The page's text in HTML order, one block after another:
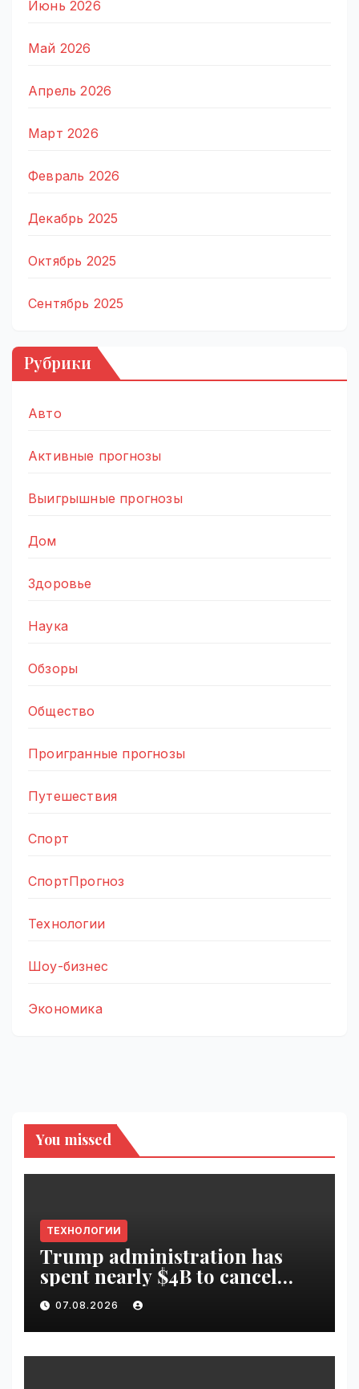
Июнь 2026
Май 2026
Апрель 2026
Март 2026
Февраль 2026
Декабрь 2025
Октябрь 2025
Сентябрь 2025
Рубрики
Авто
Активные прогнозы
Выигрышные прогнозы
Дом
Здоровье
Наука
Обзоры
Общество
Проигранные прогнозы
Путешествия
Спорт
СпортПрогноз
Технологии
Шоу-бизнес
Экономика
You missed
ТЕХНОЛОГИИ
Trump administration has
spent nearly $4B to cancel
offshore wind farms |
VseTime.ru
07.08.2026